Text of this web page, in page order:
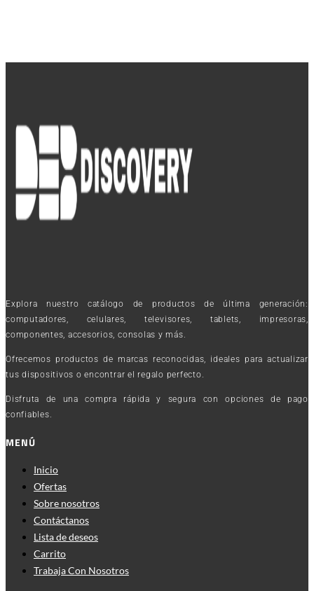
Explora nuestro catálogo de productos de última generación:
computadores, celulares, televisores, tablets, impresoras,
componentes, accesorios, consolas y más.
Ofrecemos productos de marcas reconocidas, ideales para actualizar
tus dispositivos o encontrar el regalo perfecto.
Disfruta de una compra rápida y segura con opciones de pago
confiables.
MENÚ
Inicio
Ofertas
Sobre nosotros
Contáctanos
Lista de deseos
Carrito
Trabaja Con Nosotros